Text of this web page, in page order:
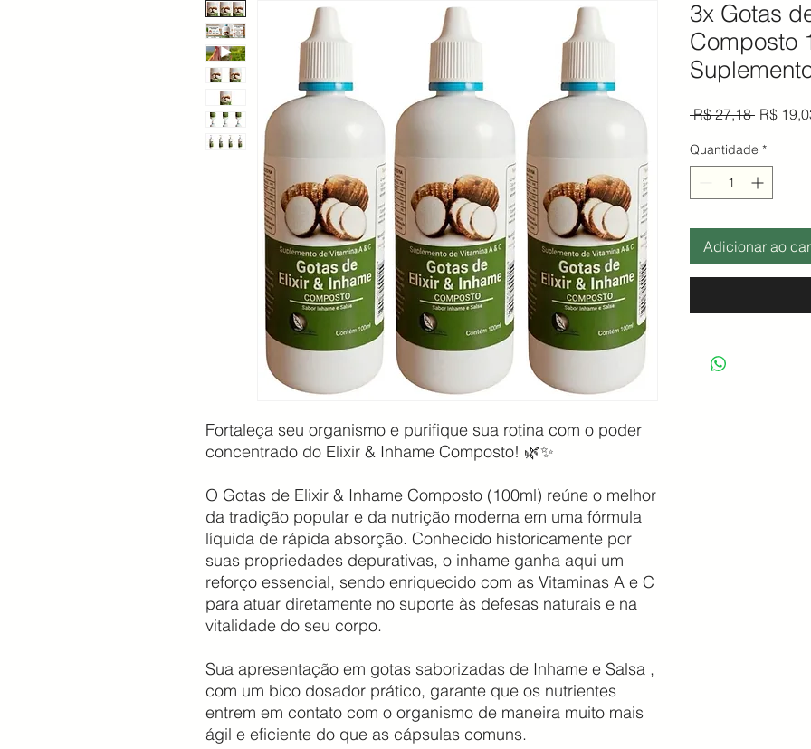
Fortaleça seu organismo e purifique sua rotina com o poder
concentrado do Elixir & Inhame Composto! 🌿✨
O Gotas de Elixir & Inhame Composto (100ml) reúne o melhor
da tradição popular e da nutrição moderna em uma fórmula
líquida de rápida absorção. Conhecido historicamente por
suas propriedades depurativas, o inhame ganha aqui um
reforço essencial, sendo enriquecido com as Vitaminas A e C
para atuar diretamente no suporte às defesas naturais e na
vitalidade do seu corpo.
Sua apresentação em gotas saborizadas de Inhame e Salsa ,
com um bico dosador prático, garante que os nutrientes
entrem em contato com o organismo de maneira muito mais
ágil e eficiente do que as cápsulas comuns.
3x Gotas
Composto
R$ 27,18 Preço
R$
Quantidade *
Adicionar ao